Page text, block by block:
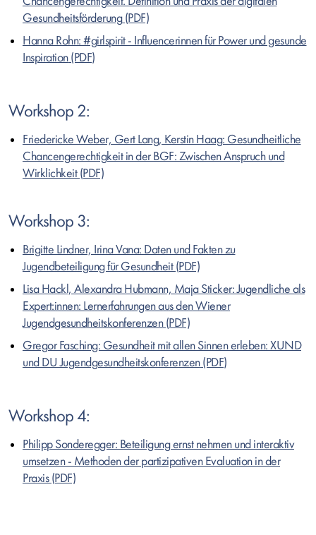
Gesundheitsförderung
Hanna Rohn: #girlspirit - Influencerinnen für Power und gesunde
Inspiration
Workshop 2:
Friedericke Weber, Gert Lang, Kerstin Haag: Gesundheitliche
Chancengerechtigkeit in der BGF: Zwischen Anspruch und
Wirklichkeit
Workshop 3:
Brigitte Lindner, Irina Vana: Daten und Fakten zu
Jugendbeteiligung für Gesundheit
Lisa Hackl, Alexandra Hubmann, Maja Sticker: Jugendliche als
Expert:innen: Lernerfahrungen aus den Wiener
Jugendgesundheitskonferenzen
Gregor Fasching: Gesundheit mit allen Sinnen erleben: XUND
und DU Jugendgesundheitskonferenzen
Workshop 4:
Philipp Sonderegger: Beteiligung ernst nehmen und interaktiv
umsetzen - Methoden der partizipativen Evaluation in der
Praxis